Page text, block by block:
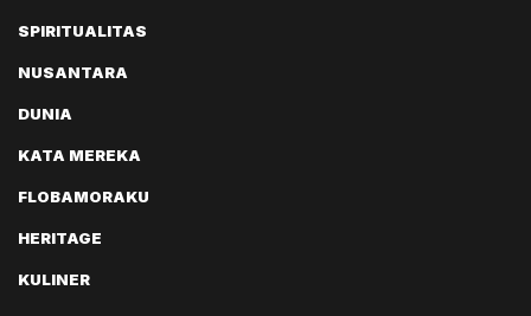
SPIRITUALITAS
NUSANTARA
DUNIA
KATA MEREKA
FLOBAMORAKU
HERITAGE
KULINER